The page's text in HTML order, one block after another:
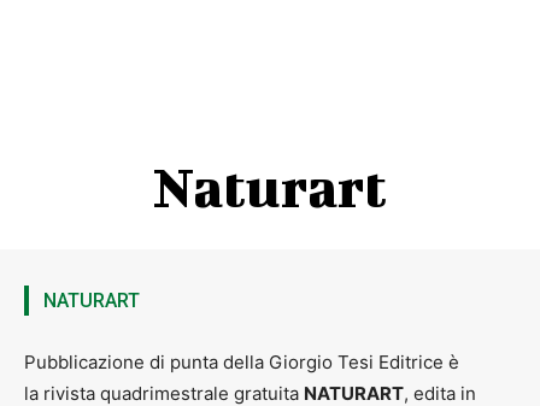
Naturart
NATURART
Pubblicazione di punta della Giorgio Tesi Editrice è
la rivista quadrimestrale gratuita NATURART, edita in